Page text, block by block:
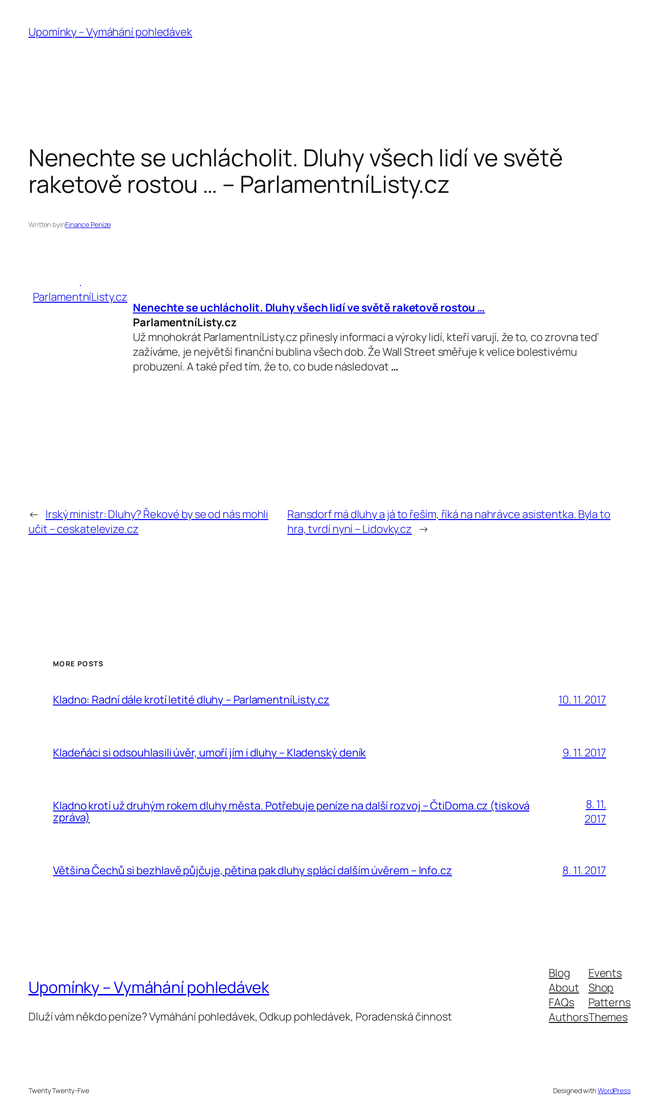
obsah
Upomínky – Vymáhání pohledávek
Nenechte se uchlácholit. Dluhy všech lidí ve světě
raketově rostou … – ParlamentníListy.cz
Written byinFinance Peníze
ParlamentníListy.cz
Nenechte se uchlácholit. Dluhyvšech lidí ve světě raketově rostou …
ParlamentníListy.cz
Už mnohokrát ParlamentníListy.cz přinesly informaci a výroky lidí, kteří varují, že to, co zrovna teď
zažíváme, je největší finanční bublina všech dob. Že Wall Street směřuje k velice bolestivému
probuzení. A také před tím, že to, co bude následovat …
← Irský ministr: Dluhy? Řekové by se od nás mohli
učit – ceskatelevize.cz
Ransdorf má dluhy a já to řeším, říká na nahrávce asistentka. Byla to
hra, tvrdí nyní – Lidovky.cz →
MORE POSTS
Kladno: Radní dále krotí letité dluhy – ParlamentníListy.cz 10. 11. 2017
Kladeňáci si odsouhlasili úvěr, umoří jím i dluhy – Kladenský deník 9. 11. 2017
Kladno krotí už druhým rokem dluhy města. Potřebuje peníze na další rozvoj – ČtiDoma.cz (tisková
zpráva)
8. 11.
2017
Většina Čechů si bezhlavě půjčuje, pětina pak dluhy splácí dalším úvěrem – Info.cz 8. 11. 2017
Upomínky – Vymáhání pohledávek
Dluží vám někdo peníze? Vymáhání pohledávek, Odkup pohledávek, Poradenská činnost
Blog
About
FAQs
Authors
Events
Shop
Patterns
Themes
Twenty Twenty-Five Designed withWordPress